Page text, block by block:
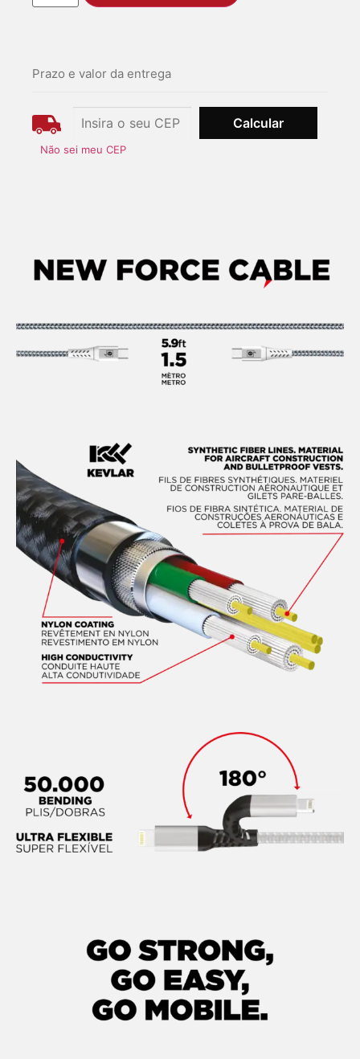
Prazo e valor da entrega
Não sei meu CEP